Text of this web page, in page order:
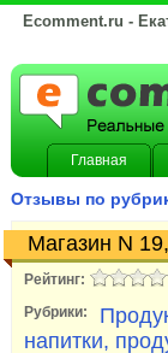
Ecomment.ru -
Главная
Отзывы по
Магазин N 19,
Рейтинг:
Рубрики:
напитки,